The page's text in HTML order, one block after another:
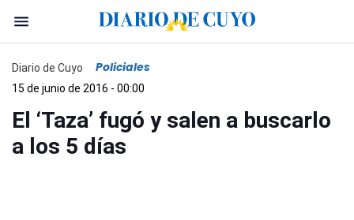
Diario de Cuyo Policiales
15 de junio de 2016 - 00:00
El ‘Taza’ fugó y salen a buscarlo
a los 5 días